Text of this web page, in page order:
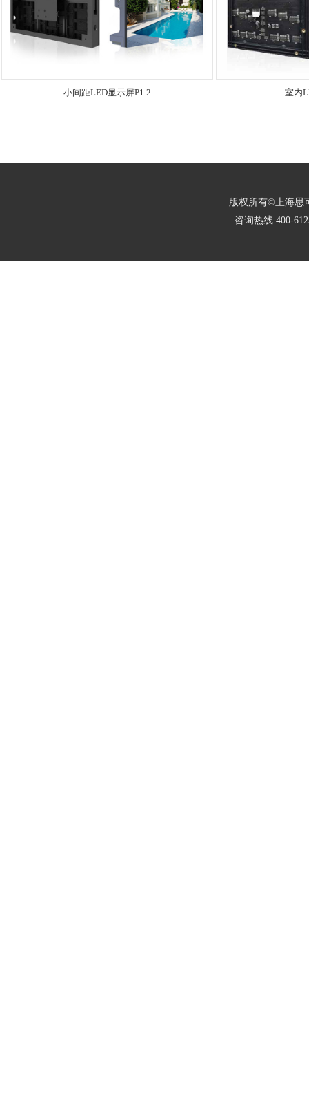
小间距LED显示屏P1.2 室内
版权所有©上海思
咨询热线:400-